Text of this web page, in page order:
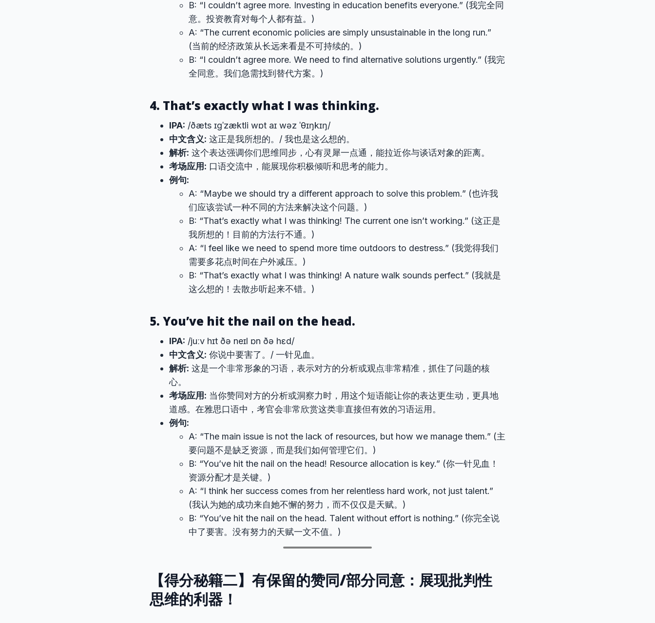
B: “I couldn’t agree more. Investing in education benefits everyone.” (我完全同
意。投资教育对每个人都有益。)
A: “The current economic policies are simply unsustainable in the long run.”
(当前的经济政策从长远来看是不可持续的。)
B: “I couldn’t agree more. We need to find alternative solutions urgently.” (我完
全同意。我们急需找到替代方案。)
4. That’s exactly what I was thinking.
IPA: /ðæts ɪɡˈzæktli wɒt aɪ wəz ˈθɪŋkɪŋ/
中文含义: 这正是我所想的。/ 我也是这么想的。
解析: 这个表达强调你们思维同步，心有灵犀一点通，能拉近你与谈话对象的距离。
考场应用: 口语交流中，能展现你积极倾听和思考的能力。
例句:
A: “Maybe we should try a different approach to solve this problem.” (也许我
们应该尝试一种不同的方法来解决这个问题。)
B: “That’s exactly what I was thinking! The current one isn’t working.” (这正是
我所想的！目前的方法行不通。)
A: “I feel like we need to spend more time outdoors to destress.” (我觉得我们
需要多花点时间在户外减压。)
B: “That’s exactly what I was thinking! A nature walk sounds perfect.” (我就是
这么想的！去散步听起来不错。)
5. You’ve hit the nail on the head.
IPA: /juːv hɪt ðə neɪl ɒn ðə hɛd/
中文含义: 你说中要害了。/ 一针见血。
解析: 这是一个非常形象的习语，表示对方的分析或观点非常精准，抓住了问题的核
心。
考场应用: 当你赞同对方的分析或洞察力时，用这个短语能让你的表达更生动，更具地
道感。在雅思口语中，考官会非常欣赏这类非直接但有效的习语运用。
例句:
A: “The main issue is not the lack of resources, but how we manage them.” (主
要问题不是缺乏资源，而是我们如何管理它们。)
B: “You’ve hit the nail on the head! Resource allocation is key.” (你一针见血！
资源分配才是关键。)
A: “I think her success comes from her relentless hard work, not just talent.”
(我认为她的成功来自她不懈的努力，而不仅仅是天赋。)
B: “You’ve hit the nail on the head. Talent without effort is nothing.” (你完全说
中了要害。没有努力的天赋一文不值。)
【得分秘籍二】有保留的赞同/部分同意：展现批判性
思维的利器！